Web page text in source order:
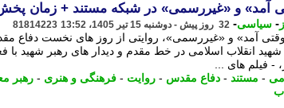
آمد» و «غیررسمی» در شبکه مستند + زمان
- سیاسی- 32 روز پیش - دوشنبه 15 تیر 1405، 13:52 81814223
آمد» و «غیررسمی»، روایتی از روز های نخست دفاع
شهید انقلاب اسلامی در خط مقدم و دیدار های رهبر شهید با
- فیلم های ...
- مستند - دفاع مقدس - روایت - فرهنگی و هنری - رهبر